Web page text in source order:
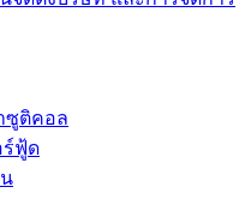
ซูติคอล
ฟู้ด